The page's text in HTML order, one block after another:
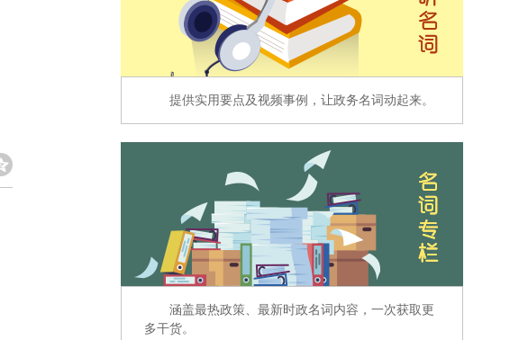
提供实用要点及视频事例，让政务名词动起来。
涵盖最热政策、最新时政名词内容，一次获取更
多干货。